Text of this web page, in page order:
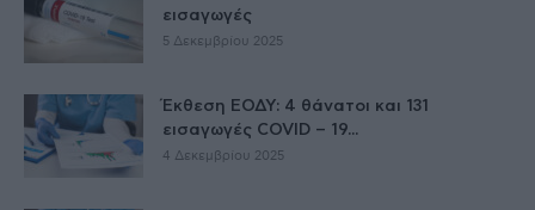
εισαγωγές
5 Δεκεμβρίου 2025
Έκθεση ΕΟΔΥ: 4 θάνατοι και 131
εισαγωγές COVID – 19...
4 Δεκεμβρίου 2025